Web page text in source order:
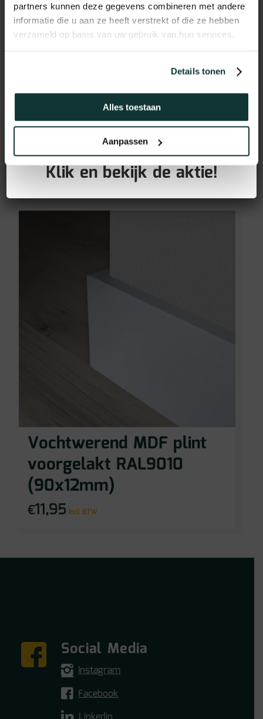
partners kunnen deze gegevens combineren met andere
informatie die u aan ze heeft verstrekt of die ze hebben
verzameld op basis van uw gebruik van hun services.
Details tonen
Alles toestaan
Aanpassen
Vochtwerend MDF plint
voorgelakt RAL9016
(90x15mm)
12,95
Vochtwerend MDF plint
voorgelakt RAL9010
(90x12mm)
€11,95 incl BTW
Social Media
Instagram
Facebook
GRATIS PLINTEN bij aankoop
van jouw vloer!
Klik en bekijk de aktie!